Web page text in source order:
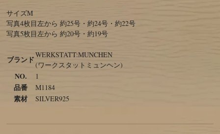
サイズM
写真4枚目左から 約25号・約24号・約22号
写真5枚目左から 約20号・約19号
ブランドWERKSTATT:MUNCHEN
(ワークスタットミュンヘン)
NO. 1
品番 M1184
素材 SILVER925